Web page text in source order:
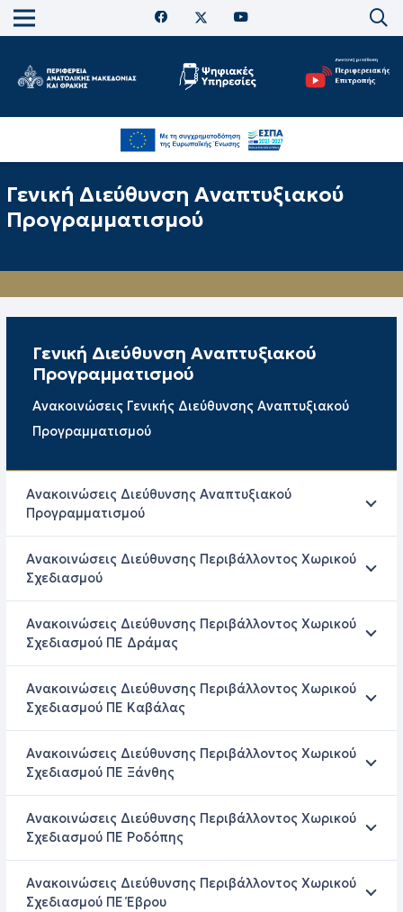
Γενική Διεύθυνση Αναπτυξιακού
Προγραμματισμού
Γενική Διεύθυνση Αναπτυξιακού
Προγραμματισμού
Ανακοινώσεις Γενικής Διεύθυνσης Αναπτυξιακού
Προγραμματισμού
Ανακοινώσεις Διεύθυνσης Αναπτυξιακού
Προγραμματισμού
Ανακοινώσεις Διεύθυνσης Περιβάλλοντος Χωρικού
Σχεδιασμού
Ανακοινώσεις Διεύθυνσης Περιβάλλοντος Χωρικού
Σχεδιασμού ΠΕ Δράμας
Ανακοινώσεις Διεύθυνσης Περιβάλλοντος Χωρικού
Σχεδιασμού ΠΕ Καβάλας
Ανακοινώσεις Διεύθυνσης Περιβάλλοντος Χωρικού
Σχεδιασμού ΠΕ Ξάνθης
Ανακοινώσεις Διεύθυνσης Περιβάλλοντος Χωρικού
Σχεδιασμού ΠΕ Ροδόπης
Ανακοινώσεις Διεύθυνσης Περιβάλλοντος Χωρικού
Σχεδιασμού ΠΕ Έβρου